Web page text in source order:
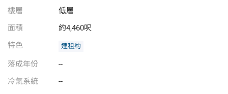
樓層
低層
面積
約4,460呎
特色
連租約
落成年份
--
冷氣系統
--